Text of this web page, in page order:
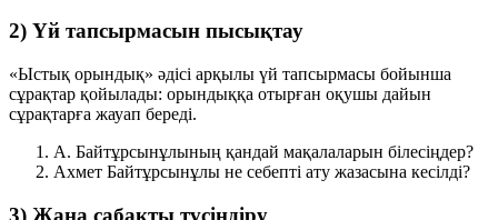
2) Үй тапсырмасын пысықтау
«Ыстық орындық» әдісі арқылы үй тапсырмасы бойынша
сұрақтар қойылады: орындыққа отырған оқушы дайын
сұрақтарға жауап береді.
А. Байтұрсынұлының қандай мақалаларын білесіңдер?
Ахмет Байтұрсынұлы не себепті ату жазасына кесілді?
3) Жаңа сабақты түсіндіру